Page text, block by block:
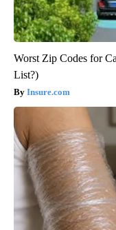
Worst Zip Codes for
List?)
Insure.com